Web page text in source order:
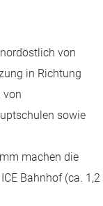
von
in Richtung
von
sowie
machen die
Bahnhof (ca. 1,2